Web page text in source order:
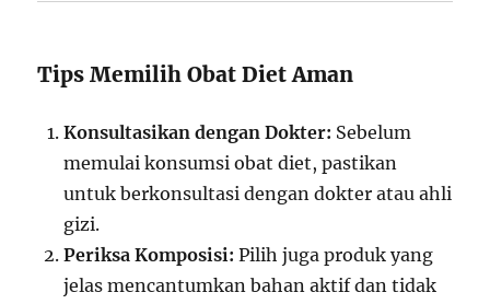
Tips Memilih Obat Diet Aman
Konsultasikan dengan Dokter: Sebelum
memulai konsumsi obat diet, pastikan
untuk berkonsultasi dengan dokter atau ahli
gizi.
Periksa Komposisi: Pilih juga produk yang
jelas mencantumkan bahan aktif dan tidak